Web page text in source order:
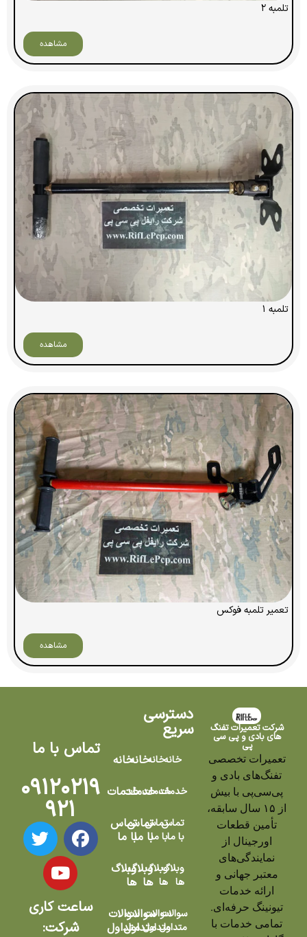
تلمبه ۲
مشاهده
تلمبه ۱
مشاهده
تعمیر تلمبه فوکس
مشاهده
شرکت تعمیرات تفنگ
های بادی و پی سی
پی
تعمیرات تخصصی
تفنگ‌های بادی و
پی‌سی‌پی با بیش
از ۱۵ سال سابقه،
تأمین قطعات
اورجینال از
نمایندگی‌های
معتبر جهانی و
ارائه خدمات
تیونینگ حرفه‌ای.
تمامی خدمات با
دسترسی
سریع
خانه
خدمات
تماس
با ما
وبلاگ
ها
سوالات
متداول
خانه
خدمات
تماس
با ما
وبلاگ
ها
سوالات
متداول
خانه
خدمات
تماس
با ما
وبلاگ
ها
سوالات
متداول
خانه
خدمات
تماس
با ما
وبلاگ
ها
سوالات
متداول
تماس با ما
۰۹۱۲۰۲۱۹
۹۲۱
ساعت کاری
شرکت: